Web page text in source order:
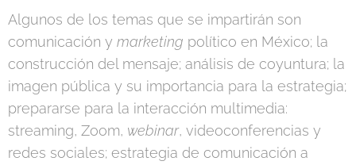
Algunos de los temas que se impartirán son
comunicación y marketing político en México; la
construcción del mensaje; análisis de coyuntura; la
imagen pública y su importancia para la estrategia;
prepararse para la interacción multimedia:
streaming, Zoom, webinar, videoconferencias y
redes sociales; estrategia de comunicación a